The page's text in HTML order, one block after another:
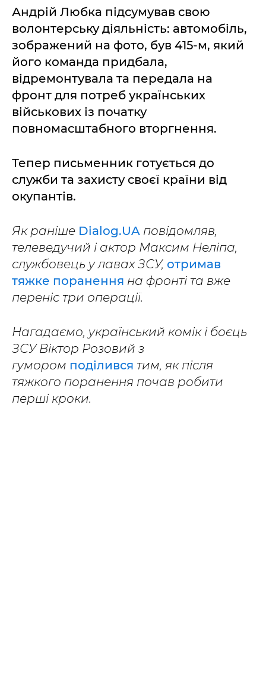
Андрій Любка підсумував свою
волонтерську діяльність: автомобіль,
зображений на фото, був 415-м, який
його команда придбала,
відремонтувала та передала на
фронт для потреб українських
військових із початку
повномасштабного вторгнення.
Тепер письменник готується до
служби та захисту своєї країни від
окупантів.
Як раніше Dialog.UA повідомляв,
телеведучий і актор Максим Неліпа,
службовець у лавах ЗСУ, отримав
тяжке поранення на фронті та вже
переніс три операції.
Нагадаємо, український комік і боєць
ЗСУ Віктор Розовий з
гумором поділився тим, як після
тяжкого поранення почав робити
перші кроки.